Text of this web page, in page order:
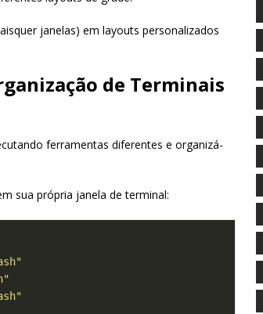
janelas) em layouts personalizados
de Terminais
ferramentas diferentes e organizá-
sua própria janela de terminal: